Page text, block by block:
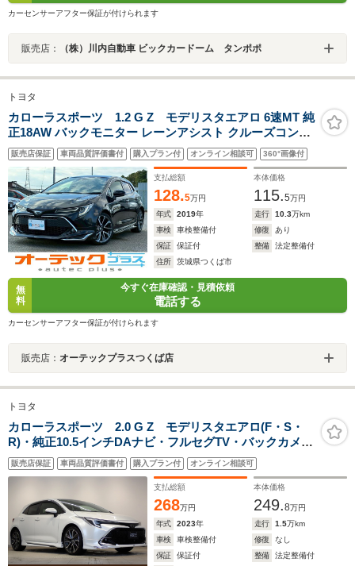
カーセンサーアフター保証が付けられます
販売店： （株）川内自動車 ビックカードーム タンポポ
トヨタ
カローラスポーツ 1.2 G Z モデリスタエアロ 6速MT 純
正18AW バックモニター レーンアシスト クルーズコント
ロール LEDヘッドライト ETC
販売店保証 車両品質評価書付 購入プラン付 オンライン相談可 360°画像付
支払総額
128.5万円
本体価格
115.5万円
年式
2019年 走行 10.3万km
車検
車検整備付 修復
あり
保証
保証付 整備
法定整備付
住所
茨城県つくば市
無
料
今すぐ在庫確認・見積依頼
電話する
カーセンサーアフター保証が付けられます
販売店： オーテックプラスつくば店
トヨタ
カローラスポーツ 2.0 G Z モデリスタエアロ(F・S・
R)・純正10.5インチDAナビ・フルセグTV・バックカメ
ラ・トヨタセーフティS・障害物センサー・シートヒータ
ー・BSM・LED・スマートキー・純正AW・ETC2.0・ド
販売店保証 車両品質評価書付 購入プラン付 オンライン相談可
支払総額
268万円
本体価格
249.8万円
年式
2023年 走行 1.5万km
車検
車検整備付 修復
なし
保証
保証付 整備
法定整備付